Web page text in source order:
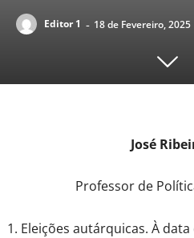
Editor 1 - 18 de Fevereiro, 2025
José
Professor de
Eleições autárquicas. À